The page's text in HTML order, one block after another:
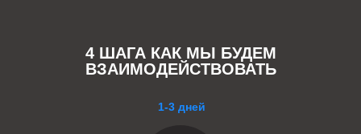
4 ШАГА КАК МЫ БУДЕМ
ВЗАИМОДЕЙСТВОВАТЬ
1-3 дней